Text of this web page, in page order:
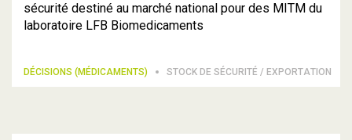
sécurité destiné au marché national pour des MITM du
laboratoire LFB Biomedicaments
DÉCISIONS (MÉDICAMENTS) STOCK DE SÉCURITÉ / EXPORTATION